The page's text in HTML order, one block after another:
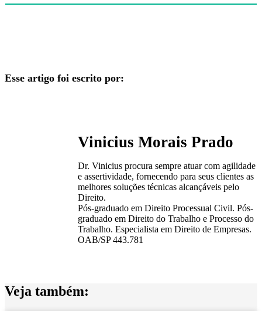
Esse artigo foi escrito por:
Vinicius Morais Prado
Dr. Vinicius procura sempre atuar com agilidade
e assertividade, fornecendo para seus clientes as
melhores soluções técnicas alcançáveis pelo
Direito.
Pós-graduado em Direito Processual Civil. Pós-
graduado em Direito do Trabalho e Processo do
Trabalho. Especialista em Direito de Empresas.
OAB/SP 443.781
Veja também: